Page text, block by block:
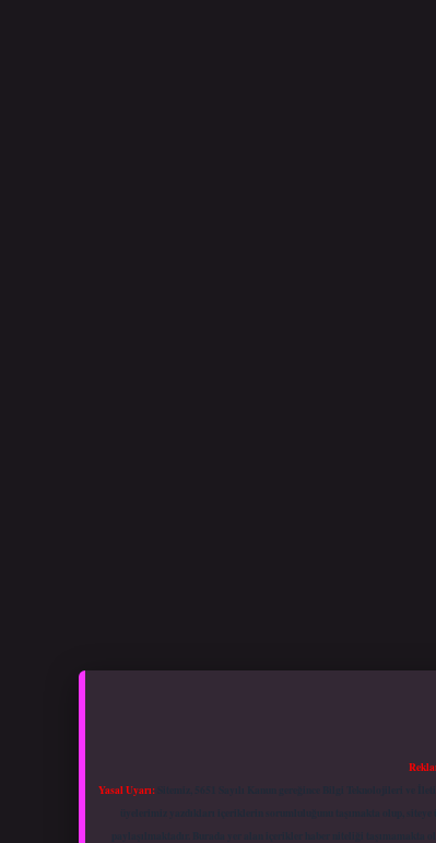
Yasal Uyarı:Sitemiz, 5651 Sayılı Kanun gereğince Bilgi Teknolojileri ve